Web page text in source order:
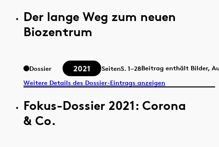
Der lange Weg zum neuen
Biozentrum
Dossier 2021 SeitenS.1–28Beitrag enthält Bilder,
Weitere Details des Dossier-Eintrags anzeigen
Fokus-Dossier 2021: Corona
& Co.